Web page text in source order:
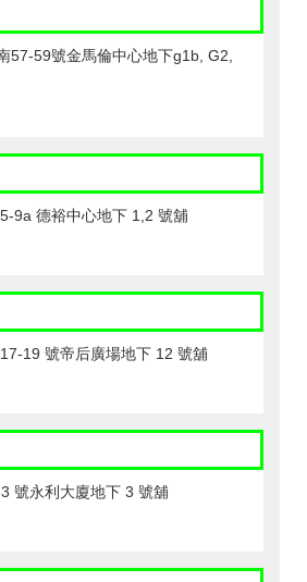
57-59號金馬倫中心地下g1b, G2,
9a 德裕中心地下 1,2 號舖
19 號帝后廣場地下 12 號舖
號永利大廈地下 3 號舖